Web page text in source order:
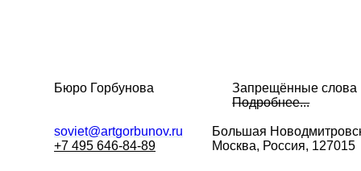
Бюро Горбунова
Запрещённые слова
Подробнее...
soviet@artgorbunov.ru
+7 495 646-84-89
Большая
Москва, Россия, 127015